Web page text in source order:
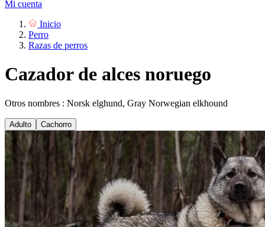
Mi cuenta
Inicio
Perro
Razas de perros
Cazador de alces noruego
Otros nombres : Norsk elghund, Gray Norwegian elkhound
Adulto Cachorro